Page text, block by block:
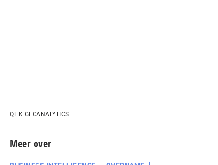
QLIK GEOANALYTICS
Meer over